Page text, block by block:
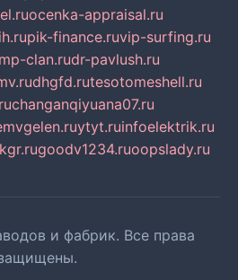
ocenka-appraisal.ru
pik-finance.ruvip-surfing.ru
clan.rudr-pavlush.ru
dhgfd.rutesotomeshell.ru
changanqiyuana07.ru
ytyt.ruinfoelektrik.ru
goodv1234.ruoopslady.ru
и фабрик. Все права